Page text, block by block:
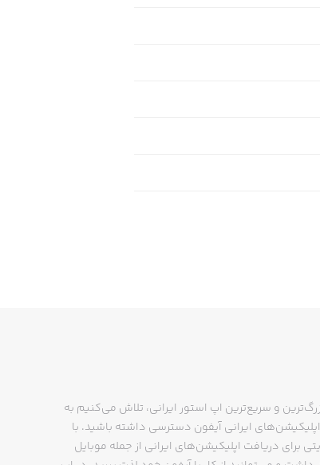
و سریع‌ترین اپ استور ایرانی، تلاش می‌کنیم به
ایرانی آیفون دسترسی داشته باشید. با
برای دریافت اپلیکیشن‌های ایرانی از جمله موبایل